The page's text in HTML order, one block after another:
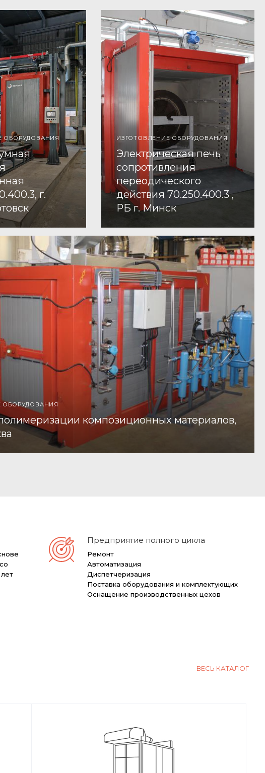
ОБОРУДОВАНИЯ
г.
ИЗГОТОВЛЕНИЕ ОБОРУДОВАНИЯ
Электрическая печь
сопротивления
переодического
действия 70.250.400.3 ,
РБ г. Минск
ОБОРУДОВАНИЯ
композиционных материалов,
Предприятие полного цикла
Ремонт
Автоматизация
Диспетчеризация
Поставка оборудования и комплектующих
Оснащение производственных цехов
ВЕСЬ КАТАЛОГ